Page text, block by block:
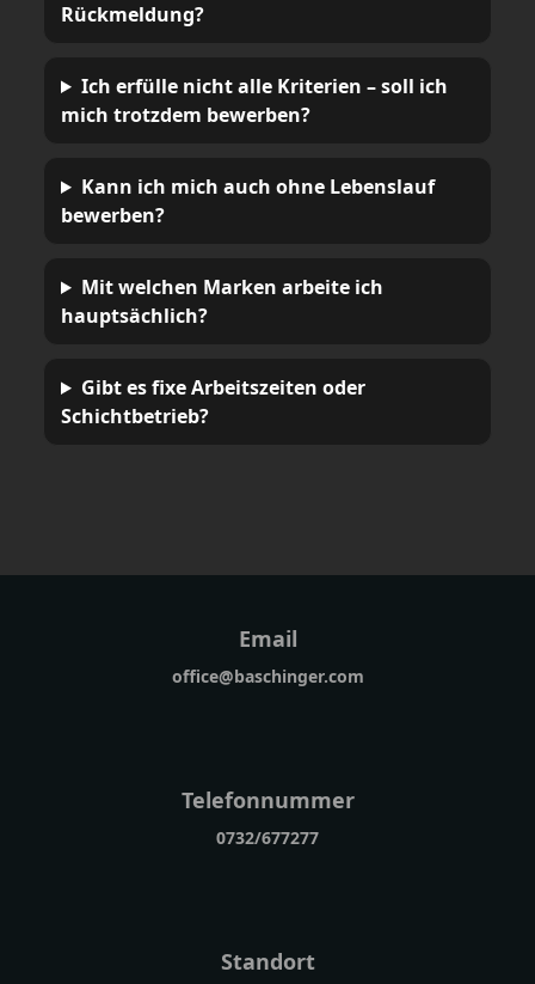
Rückmeldung?
Ich erfülle nicht alle Kriterien – soll ich
mich trotzdem bewerben?
Kann ich mich auch ohne Lebenslauf
bewerben?
Mit welchen Marken arbeite ich
hauptsächlich?
Gibt es fixe Arbeitszeiten oder
Schichtbetrieb?
Email
office@baschinger.com
Telefonnummer
0732/677277
Standort